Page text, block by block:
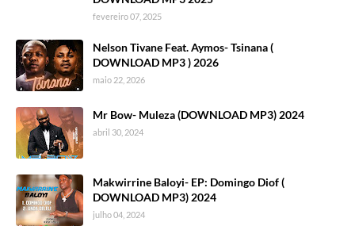
fevereiro 07, 2025
Nelson Tivane Feat. Aymos- Tsinana (
DOWNLOAD MP3 ) 2026
maio 22, 2026
Mr Bow- Muleza (DOWNLOAD MP3) 2024
abril 30, 2024
Makwirrine Baloyi- EP: Domingo Diof (
DOWNLOAD MP3) 2024
julho 04, 2024